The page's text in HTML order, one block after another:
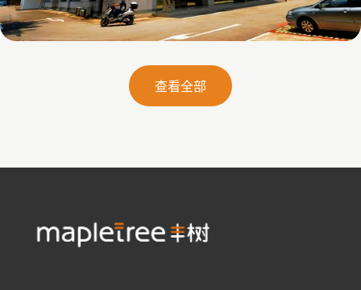
26 Woodlands Loop
查看全部